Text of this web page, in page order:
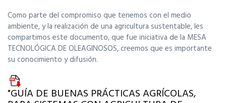
Como parte del compromiso que tenemos con el medio
ambiente, y la realización de una agricultura sustentable, les
compartimos este documento, que fue iniciativa de la MESA
TECNOLÓGICA DE OLEAGINOSOS, creemos que es importante
su conocimiento y difusión.
"GUÍA DE BUENAS PRÁCTICAS AGRÍCOLAS,